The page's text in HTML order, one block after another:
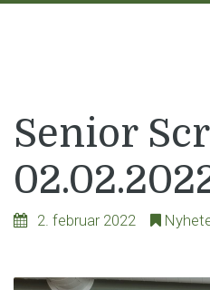
Senior
2. februar 2022